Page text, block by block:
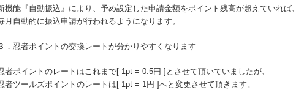
機能『自動振込』により、予め設定した申請金額をポイント残高が超えていれば、
月自動的に振込申請が行われるようになります。
．忍者ポイントの交換レートが分かりやすくなります
者ポイントのレートはこれまで[ 1pt = 0.5円 ]とさせて頂いていましたが、
者ツールズポイントのレートは[ 1pt = 1円 ]へと変更させて頂きます。